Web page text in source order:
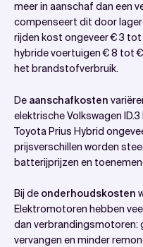
meer in aanschaf dan een
compenseert dit door
rijden kost ongeveer € 3 tot
hybride voertuigen € 8 tot
het brandstofverbruik.
De aanschafkosten
elektrische Volkswagen
Toyota Prius Hybrid
prijsverschillen worden
batterijprijzen en
Bij de onderhoudskosten
Elektromotoren hebben
dan verbrandingsmotoren:
vervangen en minder